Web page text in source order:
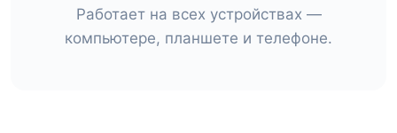
Работает на всех устройствах —
компьютере, планшете и телефоне.